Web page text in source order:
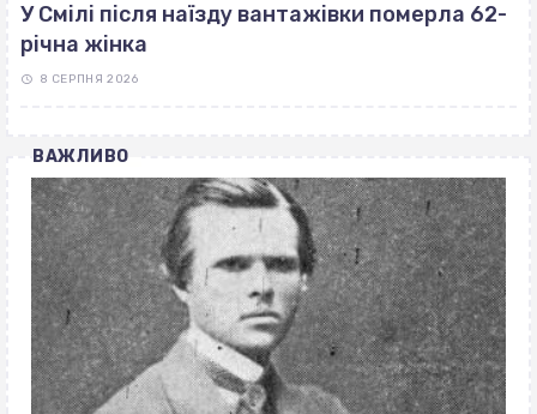
У Смілі після наїзду вантажівки померла 62-
річна жінка
8 СЕРПНЯ 2026
ВАЖЛИВО